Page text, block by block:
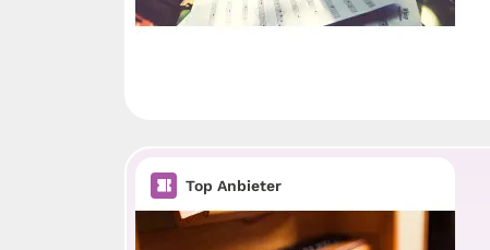
Top Anbieter